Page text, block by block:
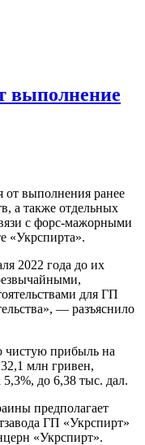
выполнение
от выполнения ранее
а также отдельных
с форс-мажорными
«Укрспирта».
2022 года до их
для ГП
— разъяснило
чистую прибыль на
млн гривен,
до 6,38 тыс. дал.
предполагает
ГП «Укрспирт»
«Укрспирт».